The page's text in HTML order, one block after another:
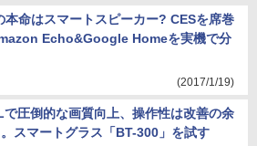
本命はスマートスピーカー? CESを席巻
Echo&Google Homeを実機で分
(2017/1/19)
で圧倒的な画質向上、操作性は改善の余
スマートグラス「BT-300」を試す